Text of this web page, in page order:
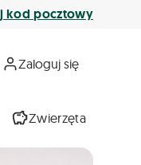
kod pocztowy
Zaloguj się
Zwierzęta